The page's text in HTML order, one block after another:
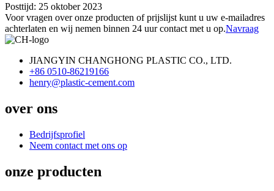
Posttijd: 25 oktober 2023
Voor vragen over onze producten of prijslijst kunt u uw e-mailadres
achterlaten en wij nemen binnen 24 uur contact met u op.Navraag
JIANGYIN CHANGHONG PLASTIC CO., LTD.
+86 0510-86219166
henry@plastic-cement.com
over ons
Bedrijfsprofiel
Neem contact met ons op
onze producten